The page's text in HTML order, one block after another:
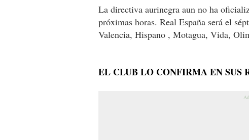
La directiva aurinegra aun no ha
próximas horas. Real España será el
Valencia, Hispano , Motagua, Vida,
EL CLUB LO CONFIRMA EN SUS